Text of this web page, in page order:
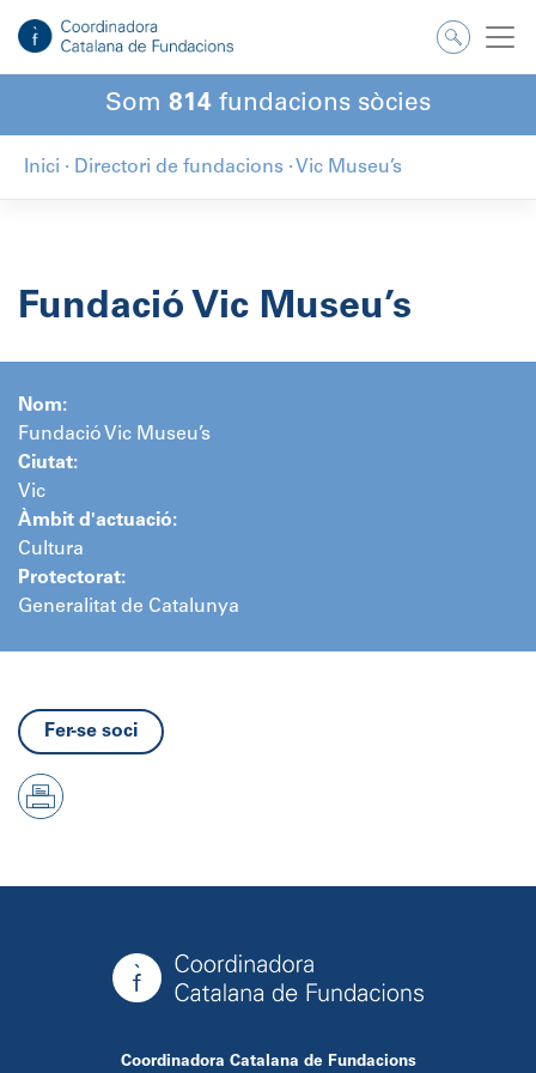
contingut
Som 814 fundacions sòcies
Inici · Directori de fundacions · Vic Museu’s
Fundació Vic Museu’s
Nom:
Fundació Vic Museu’s
Ciutat:
Vic
Àmbit d'actuació:
Cultura
Protectorat:
Generalitat de Catalunya
Fer-se soci
Coordinadora Catalana de Fundacions